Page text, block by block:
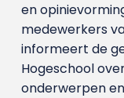
en
medewerkers
informeert de
Hogeschool
onderwerpen